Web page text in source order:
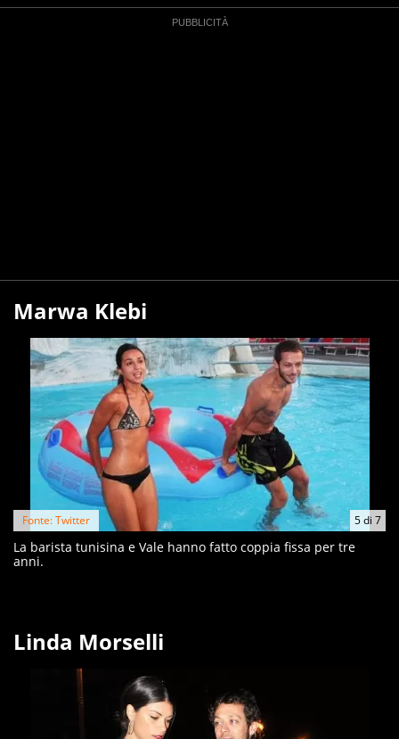
Marwa Klebi
5di 7
Fonte: Twitter
La barista tunisina e Vale hanno fatto coppia fissa per tre
anni.
Linda Morselli